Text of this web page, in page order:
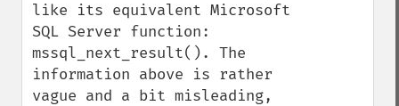
like its equivalent Microsoft
SQL Server function:
mssql_next_result(). The
information above is rather
vague and a bit misleading,